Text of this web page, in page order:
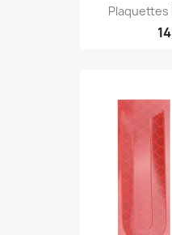
Plaquettes